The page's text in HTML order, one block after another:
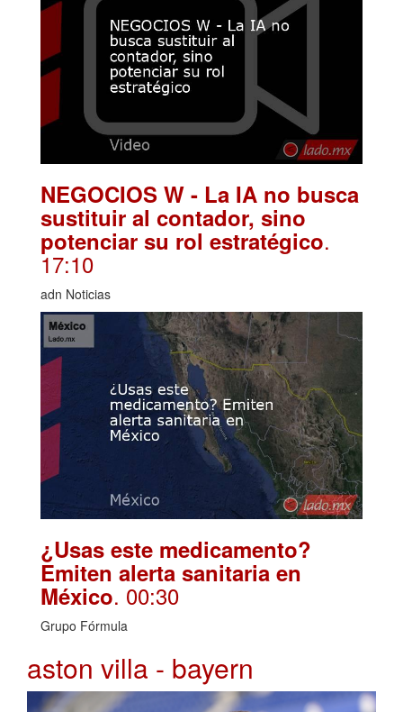
NEGOCIOS W - La IA no busca
sustituir al contador, sino
potenciar su rol estratégico.
17:10
adn Noticias
¿Usas este medicamento?
Emiten alerta sanitaria en
México. 00:30
Grupo Fórmula
aston villa - bayern